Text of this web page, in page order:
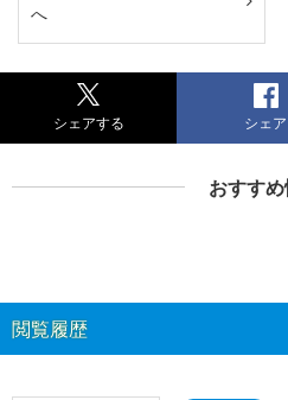
へ
シェアする シェア
おすす
閲覧履歴